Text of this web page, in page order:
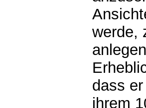
werde,
dass
ihrem